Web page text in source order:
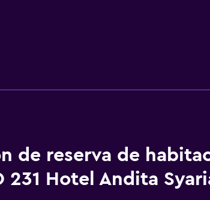
de reserva de
231 Hotel Andita